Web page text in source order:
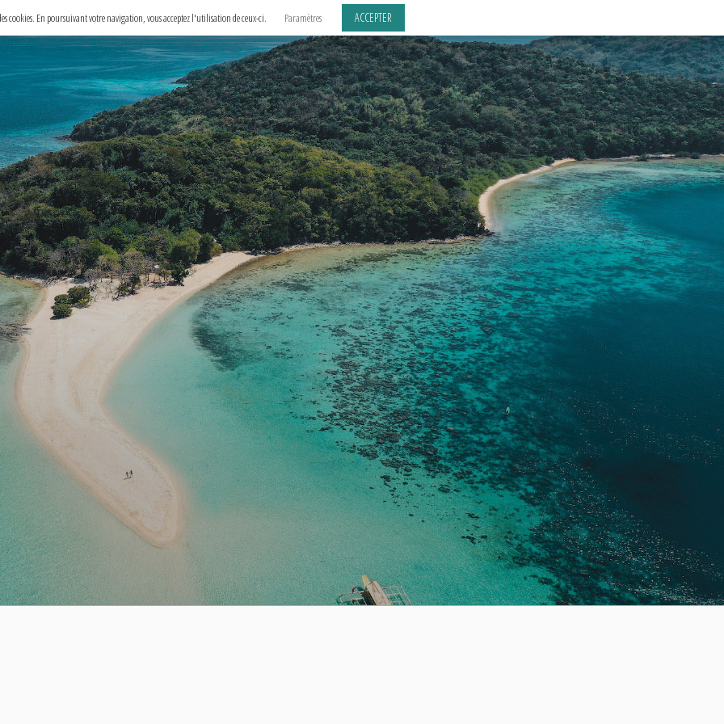
cookies. En poursuivant votre navigation, vous acceptez l'utilisation de ceux-ci. Paramètres ACCEPTER